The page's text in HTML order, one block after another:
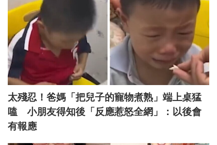
太殘忍！爸媽「把兒子的寵物煮熟」端上桌猛
嗑 小朋友得知後「反應惹怒全網」：以後會
有報應